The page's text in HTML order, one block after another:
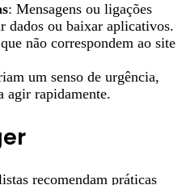
: Mensagens ou ligações
dados ou baixar aplicativos.
não correspondem ao site
um senso de urgência,
agir rapidamente.
recomendam práticas